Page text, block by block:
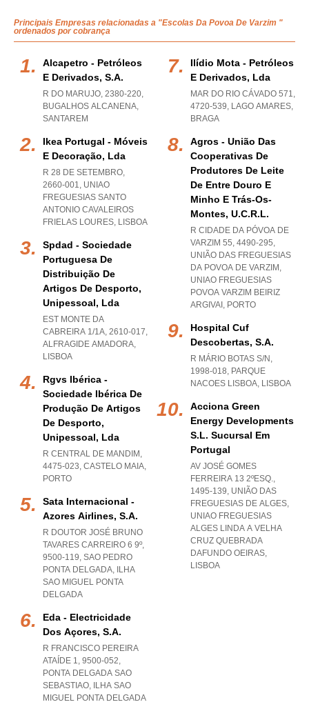
Principais Empresas relacionadas a "Escolas Da Povoa De Varzim "
ordenados por cobrança
Alcapetro - Petróleos
E Derivados, S.a.
R DO MARUJO, 2380-220,
BUGALHOS ALCANENA,
SANTAREM
Ikea Portugal - Móveis
E Decoração, Lda
R 28 DE SETEMBRO,
2660-001, UNIAO
FREGUESIAS SANTO
ANTONIO CAVALEIROS
FRIELAS LOURES, LISBOA
Spdad - Sociedade
Portuguesa De
Distribuição De
Artigos De Desporto,
Unipessoal, Lda
EST MONTE DA
CABREIRA 1/1A, 2610-017,
ALFRAGIDE AMADORA,
LISBOA
Rgvs Ibérica -
Sociedade Ibérica De
Produção De Artigos
De Desporto,
Unipessoal, Lda
R CENTRAL DE MANDIM,
4475-023, CASTELO MAIA,
PORTO
Sata Internacional -
Azores Airlines, S.a.
R DOUTOR JOSÉ BRUNO
TAVARES CARREIRO 6 9º,
9500-119, SAO PEDRO
PONTA DELGADA, ILHA
SAO MIGUEL PONTA
DELGADA
Eda - Electricidade
Dos Açores, S.a.
R FRANCISCO PEREIRA
ATAÍDE 1, 9500-052,
PONTA DELGADA SAO
SEBASTIAO, ILHA SAO
MIGUEL PONTA DELGADA
Ilídio Mota - Petróleos
E Derivados, Lda
MAR DO RIO CÁVADO 571,
4720-539, LAGO AMARES,
BRAGA
Agros - União Das
Cooperativas De
Produtores De Leite
De Entre Douro E
Minho E Trás-Os-
Montes, U.c.r.l.
R CIDADE DA PÓVOA DE
VARZIM 55, 4490-295,
UNIÃO DAS FREGUESIAS
DA POVOA DE VARZIM ,
UNIAO FREGUESIAS
POVOA VARZIM BEIRIZ
ARGIVAI , PORTO
Hospital Cuf
Descobertas, S.a.
R MÁRIO BOTAS S/N,
1998-018, PARQUE
NACOES LISBOA, LISBOA
Acciona Green
Energy Developments
S.l. Sucursal Em
Portugal
AV JOSÉ GOMES
FERREIRA 13 2ºESQ.,
1495-139, UNIÃO DAS
FREGUESIAS DE ALGES,
UNIAO FREGUESIAS
ALGES LINDA A VELHA
CRUZ QUEBRADA
DAFUNDO OEIRAS,
LISBOA